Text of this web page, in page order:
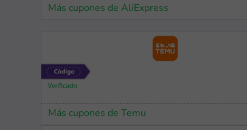
Más cupones de AliExpress
Más cupones de Temu